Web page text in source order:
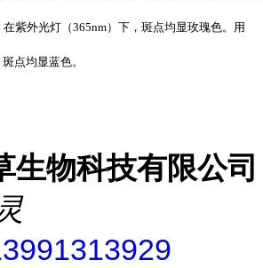
紫外光灯（365nm）下，斑点均显玫瑰色。用
点均显蓝色。
生物科技有限公司